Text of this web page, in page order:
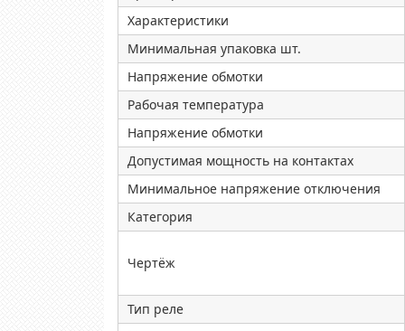
Характеристики
Минимальная упаковка шт.
Напряжение обмотки
Рабочая температура
Напряжение обмотки
Допустимая мощность на контактах
Минимальное напряжение отключения
Категория
Чертёж
Тип реле